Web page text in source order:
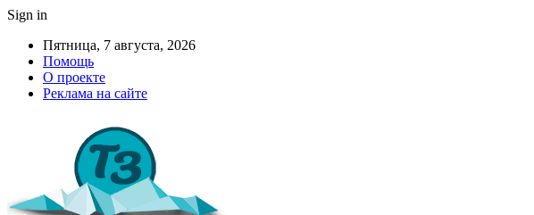
Sign in
Пятница, 7 августа, 2026
Помощь
О проекте
Реклама на сайте